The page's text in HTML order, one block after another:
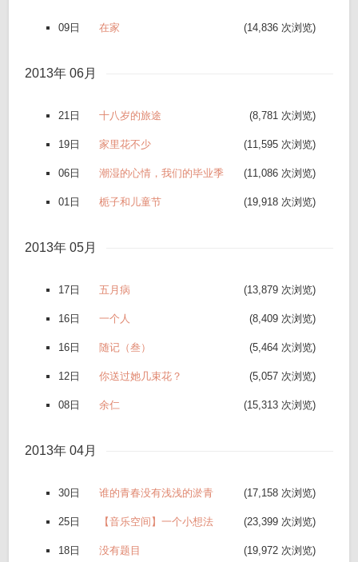
09日 在家 (14,836 次浏览)
2013年 06月
21日 十八岁的旅途 (8,781 次浏览)
19日 家里花不少 (11,595 次浏览)
06日 潮湿的心情，我们的毕业季 (11,086 次浏览)
01日 栀子和儿童节 (19,918 次浏览)
2013年 05月
17日 五月病 (13,879 次浏览)
16日 一个人 (8,409 次浏览)
16日 随记（叁） (5,464 次浏览)
12日 你送过她几束花？ (5,057 次浏览)
08日 余仁 (15,313 次浏览)
2013年 04月
30日 谁的青春没有浅浅的淤青 (17,158 次浏览)
25日 【音乐空间】一个小想法 (23,399 次浏览)
18日 没有题目 (19,972 次浏览)